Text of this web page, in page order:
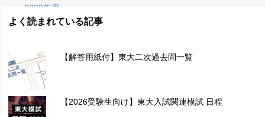
よく読まれている記事
【解答用紙付】東大二次過去問一覧
【2026受験生向け】東大入試関連模試 日程